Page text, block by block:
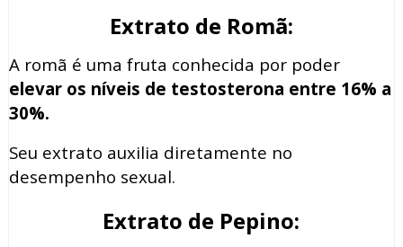
Extrato de Romã:
A romã é uma fruta conhecida por poder
elevar os níveis de testosterona entre 16% a
30%.
Seu extrato auxilia diretamente no
desempenho sexual.
Extrato de Pepino: